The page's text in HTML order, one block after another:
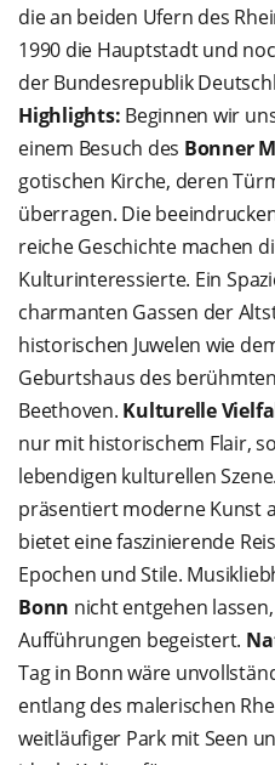
die an beiden Ufern des
1990 die Hauptstadt und
der Bundesrepublik
Highlights: Beginnen wir
einem Besuch des Bonner
gotischen Kirche, deren
überragen. Die
reiche Geschichte machen
Kulturinteressierte. Ein
charmanten Gassen der
historischen Juwelen wie
Geburtshaus des
Beethoven. Kulturelle
nur mit historischem Flair,
lebendigen kulturellen
präsentiert moderne Kunst
bietet eine faszinierende
Epochen und Stile.
Bonn nicht entgehen
Aufführungen begeistert.
Tag in Bonn wäre
entlang des malerischen
weitläufiger Park mit Seen